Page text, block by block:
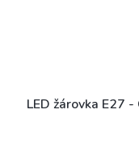
LED žárovka E27